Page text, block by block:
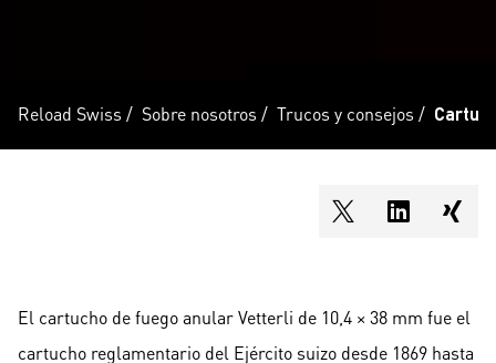
Reload Swiss / Sobre nosotros / Trucos y consejos /
shareOntwitter
El cartucho de fuego anular Vetterli de 10,4 × 38 mm fue el
cartucho reglamentario del Ejército suizo desde 1869 hasta